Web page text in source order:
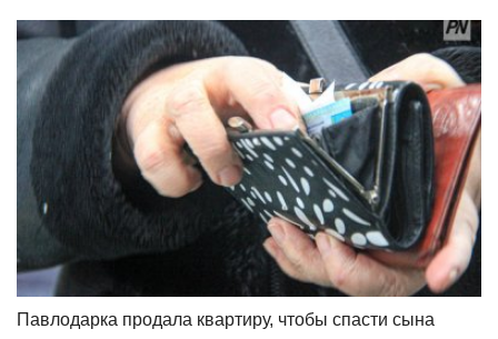
Павлодарка продала квартиру, чтобы спасти сына